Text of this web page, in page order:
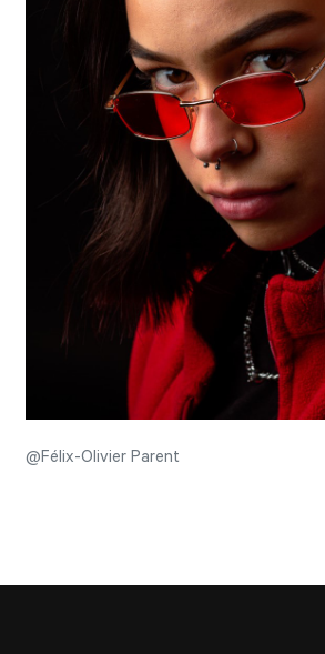
@Félix-Olivier Parent